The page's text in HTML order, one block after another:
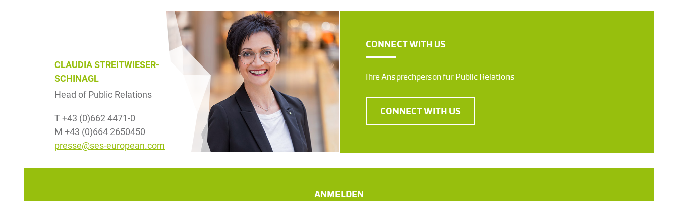
CLAUDIA STREITWIESER-
SCHINAGL
Head of Public Relations
T +43 (0)662 4471-0
M +43 (0)664 2650450
presse@ses-european.com
CONNECT WITH US
Ihre Ansprechperson für Public Relations
CONNECT WITH US
ANMELDEN